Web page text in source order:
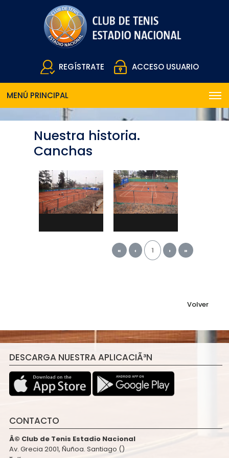
REGÍSTRATE ACCESO USUARIO
MENÚ PRINCIPAL
Nuestra historia.
Canchas
« ‹ 1 › »
Volver
DESCARGA NUESTRA APLICACIÃ³N
CONTACTO
Â© Club de Tenis Estadio Nacional
Av. Grecia 2001, Ñuñoa. Santiago ()